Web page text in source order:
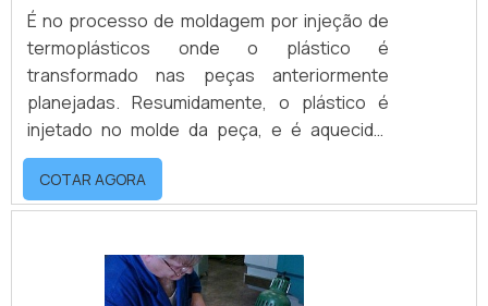
É no processo de moldagem por injeção de
termoplásticos onde o plástico é
transformado nas peças anteriormente
planejadas. Resumidamente, o plástico é
injetado no molde da peça, e é aquecido.
Após resfriar-se, em contato com as
paredes frias do molde, o material solidifica-
se e adquire a forma fixa
produtoUm molde pode ter uma ou mais
cavidades. E quanto mais cavidades, maior
COTAR AGORA